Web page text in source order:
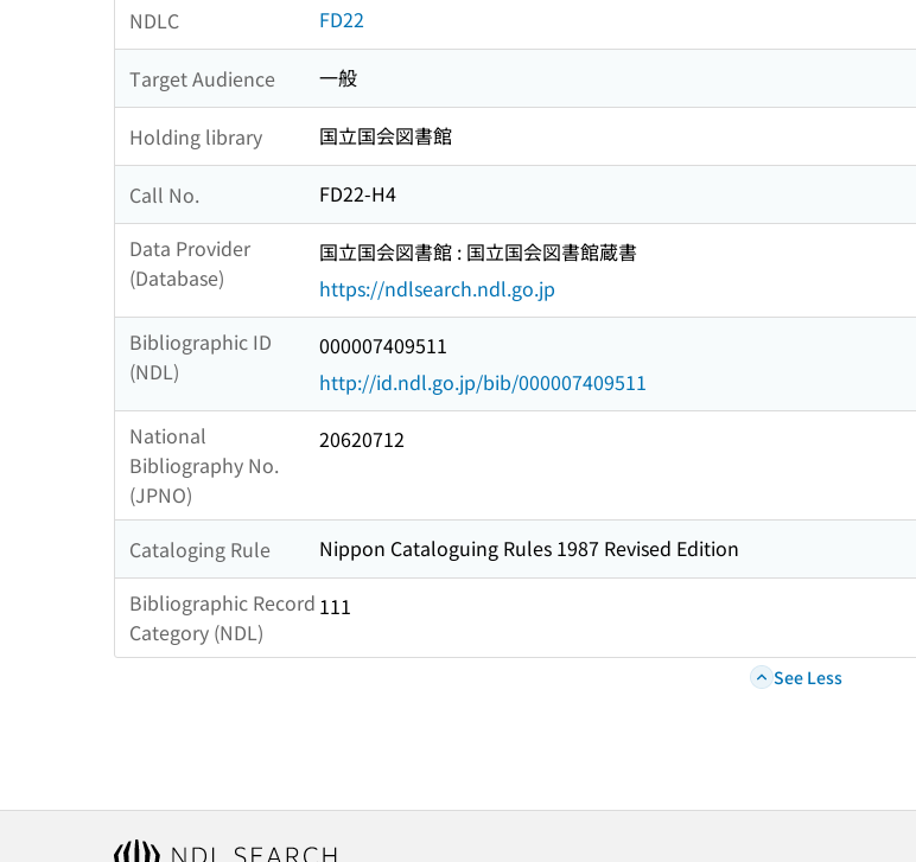
NDLC FD22
Target Audience 一般
Holding library 国立国会図書館
Call No.
FD22-H4
Data Provider
(Database)
国立国会図書館 : 国立国会図書館蔵書
https://ndlsearch.ndl.go.jp
Bibliographic ID
(NDL)
000007409511
http://id.ndl.go.jp/bib/000007409511
National
Bibliography No.
(JPNO)
20620712
Cataloging Rule
Nippon Cataloguing Rules 1987 Revised Edition
Bibliographic Record
Category (NDL)
111
See Less